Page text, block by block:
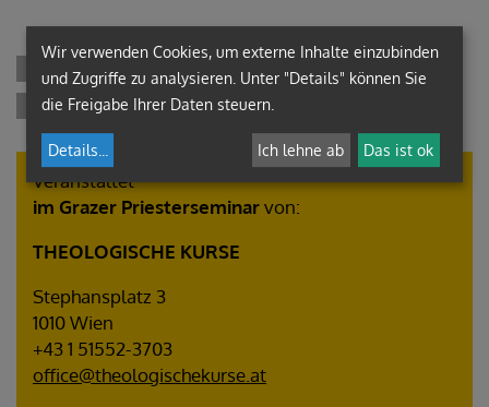
Veranstaltet
im Grazer Priesterseminarvon:
THEOLOGISCHE KURSE
Stephansplatz 3
1010 Wien
+43 1 51552-3703
office@theologischekurse.at
Wir verwenden Cookies, um externe Inhalte einzubinden
und Zugriffe zu analysieren. Unter "Details" können Sie
die Freigabe Ihrer Daten steuern.
Details Ich lehne ab Das ist ok